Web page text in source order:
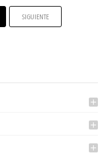
add
add
add
SIGUIENTE